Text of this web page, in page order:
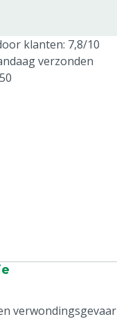
klanten: 7,8/10
verzonden
verwondingsgevaar